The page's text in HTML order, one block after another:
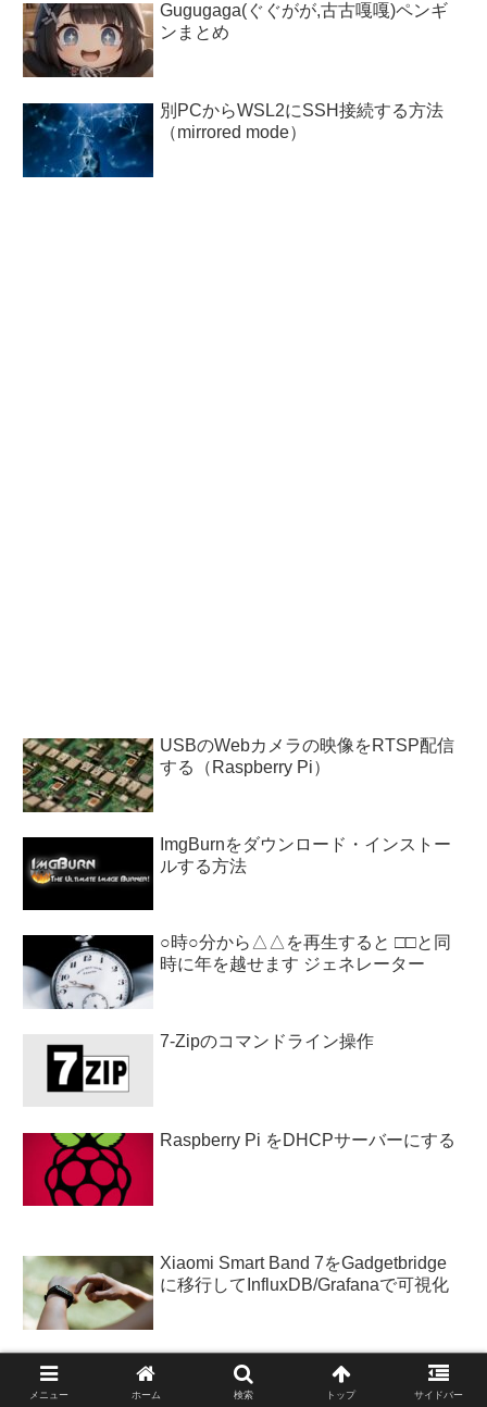
Gugugaga(ぐぐがが,古古嘎嘎)ペンギ
ンまとめ
別PCからWSL2にSSH接続する方法
（mirrored mode）
USBのWebカメラの映像をRTSP配信
する（Raspberry Pi）
ImgBurnをダウンロード・インストー
ルする方法
○時○分から△△を再生すると □□と同
時に年を越せます ジェネレーター
7-Zipのコマンドライン操作
Raspberry Pi をDHCPサーバーにする
Xiaomi Smart Band 7をGadgetbridge
に移行してInfluxDB/Grafanaで可視化
Windowsのネットワークドライブ「ロ
ーカル デバイス名は既に使用されてい
メニュー ホーム 検索 トップ サイドバー